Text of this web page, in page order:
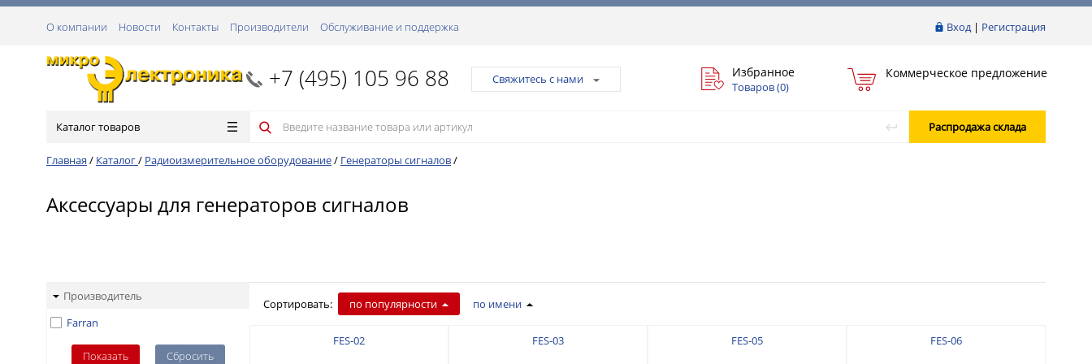
Вход| Регистрация
О компании Новости Контакты Производители Обслуживание и поддержка
+7 (495) 105 96 88 Свяжитесь с нами Избранное
Товаров (0)
Коммерческое предложение
Каталог товаров Распродажа склада
Главная / Каталог/ Радиоизмерительное оборудование/ Генераторы сигналов/
Аксессуары для генераторов сигналов
Производитель
Farran
Сортировать: по популярности по имени
FES-02 FES-03 FES-05 FES-06